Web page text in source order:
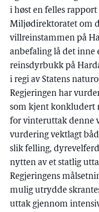
i høst en felles
Miljødirektoratet om
villreinstammen på
anbefaling lå det inne
reinsdyrbukk på
i regi av Statens
Regjeringen har
som kjent konkludert
for vinteruttak denne
vurdering vektlagt
slik felling,
nytten av et statlig
Regjeringens
mulig utrydde
uttak gjennom